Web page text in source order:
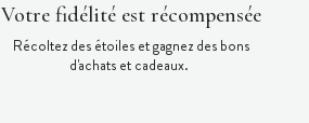
Votre fidélité est récompensée
Récoltez des étoiles et gagnez des bons
d'achats et cadeaux.